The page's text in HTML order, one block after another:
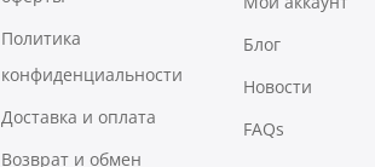
Политика
конфиденциальности
Доставка и оплата
Возврат и обмен
Блог
Новости
FAQs